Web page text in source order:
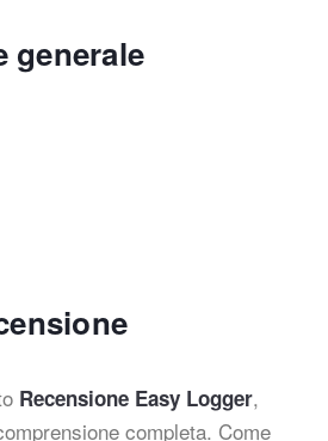
generale
Recensione Easy Logger,
completa. Come